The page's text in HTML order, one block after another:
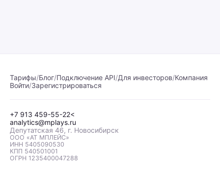
Тарифы/Блог/Подключение API/Для инвесторов/Компания
Войти/Зарегистрироваться
+7 913 459-55-22<
analytics@mplays.ru
Депутатская 46, г. Новосибирск
OOO «АТ МПЛЕЙС»
ИНН 5405090530
КПП 540501001
ОГРН 1235400047288